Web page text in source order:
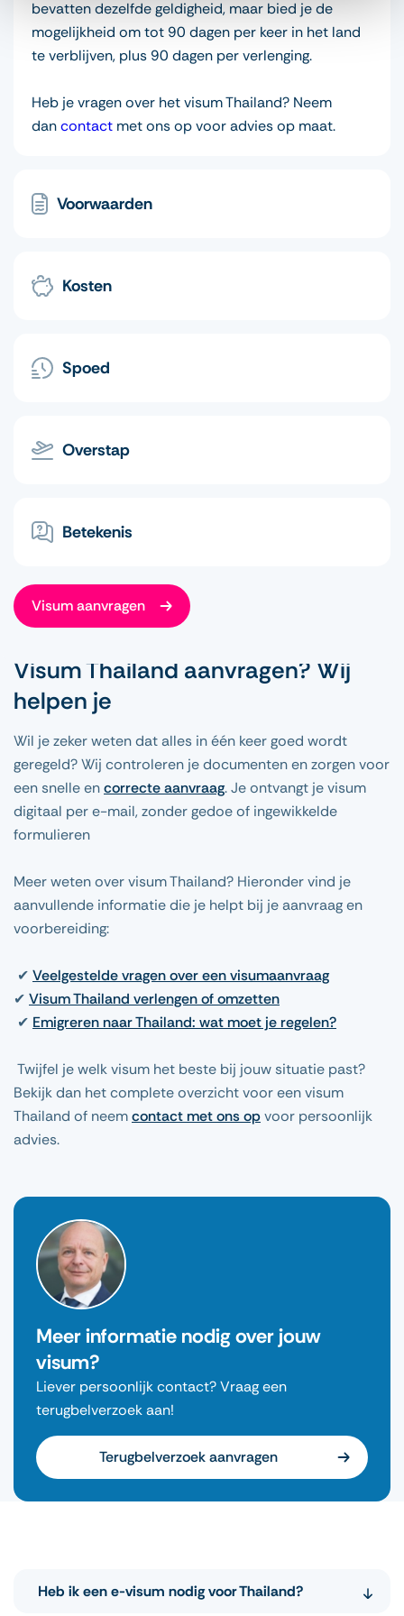
bevatten dezelfde geldigheid, maar bied je de
mogelijkheid om tot 90 dagen per keer in het land
te verblijven, plus 90 dagen per verlenging.
Heb je vragen over het visum Thailand? Neem
dancontact met ons op voor advies op maat.
Voorwaarden
Kosten
Spoed
Overstap
Betekenis
Visum aanvragen
Visum Thailand aanvragen? Wij
helpen je
Wil je zeker weten dat alles in één keer goed wordt
geregeld? Wij controleren je documenten en zorgen voor
een snelle encorrecte aanvraag. Je ontvangt je visum
digitaal per e-mail, zonder gedoe of ingewikkelde
formulieren
Meer weten over visum Thailand? Hieronder vind je
aanvullende informatie die je helpt bij je aanvraag en
voorbereiding:
✔ Veelgestelde vragen over een visumaanvraag
✔ Visum Thailand verlengen of omzetten
✔ Emigreren naar Thailand: wat moet je regelen?
Twijfel je welk visum het beste bij jouw situatie past?
Bekijk dan het complete overzicht voor een visum
Thailand of neemcontact met ons opvoor persoonlijk
advies.
Meer informatie nodig over jouw
visum?
Liever persoonlijk contact? Vraag een
terugbelverzoek aan!
Terugbelverzoek aanvragen
Heb ik een e-visum nodig voor Thailand?